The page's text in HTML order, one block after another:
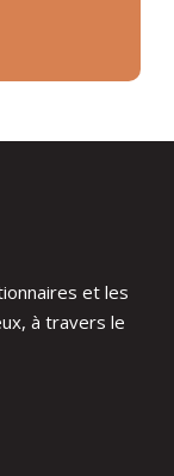
et les
à travers le